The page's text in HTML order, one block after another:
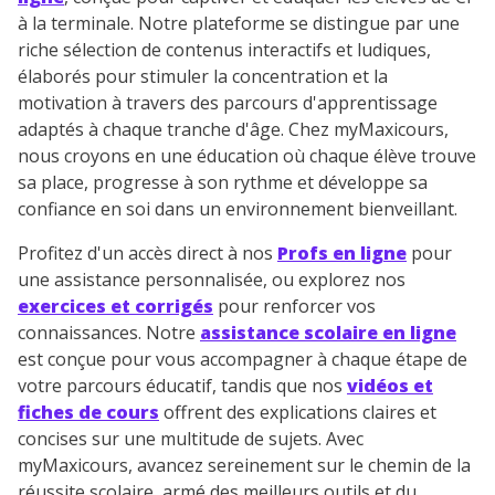
à la terminale. Notre plateforme se distingue par une
riche sélection de contenus interactifs et ludiques,
élaborés pour stimuler la concentration et la
motivation à travers des parcours d'apprentissage
adaptés à chaque tranche d'âge. Chez myMaxicours,
nous croyons en une éducation où chaque élève trouve
sa place, progresse à son rythme et développe sa
confiance en soi dans un environnement bienveillant.
Profitez d'un accès direct à nos Profs en ligne pour
une assistance personnalisée, ou explorez nos
exercices et corrigés pour renforcer vos
connaissances. Notre assistance scolaire en ligne
est conçue pour vous accompagner à chaque étape de
votre parcours éducatif, tandis que nos vidéos et
fiches de cours offrent des explications claires et
concises sur une multitude de sujets. Avec
myMaxicours, avancez sereinement sur le chemin de la
suivre les progrès
Tout le programme scolaire du CP à
la Terminale
Des profs expérimentés disponibles
à la demande par tchat, audio ou
vidéo
TESTER GRATUITEMENT
* Votre code d'accès sera envoyé à cette adresse e-mail. En
renseignant votre e-mail, vous consentez à ce que vos
données à caractère personnel soient traitées par SEJER, sous
la marque myMaxicours, afin que SEJER puisse vous donner
accès au service de soutien scolaire pendant 24h. Pour en
savoir plus sur la gestion de vos données personnelles et
pour exercer vos droits, vous pouvez consulternotre
charte.